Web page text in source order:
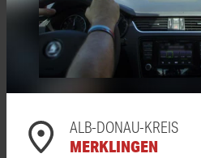
ALB-DONAU-KREIS
MERKLINGEN